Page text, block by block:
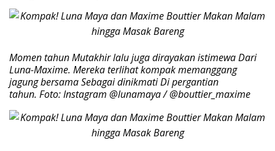
Momen tahun Mutakhir lalu juga dirayakan istimewa Dari
Luna-Maxime. Mereka terlihat kompak memanggang
jagung bersama Sebagai dinikmati Di pergantian
tahun. Foto: Instagram @lunamaya / @bouttier_maxime